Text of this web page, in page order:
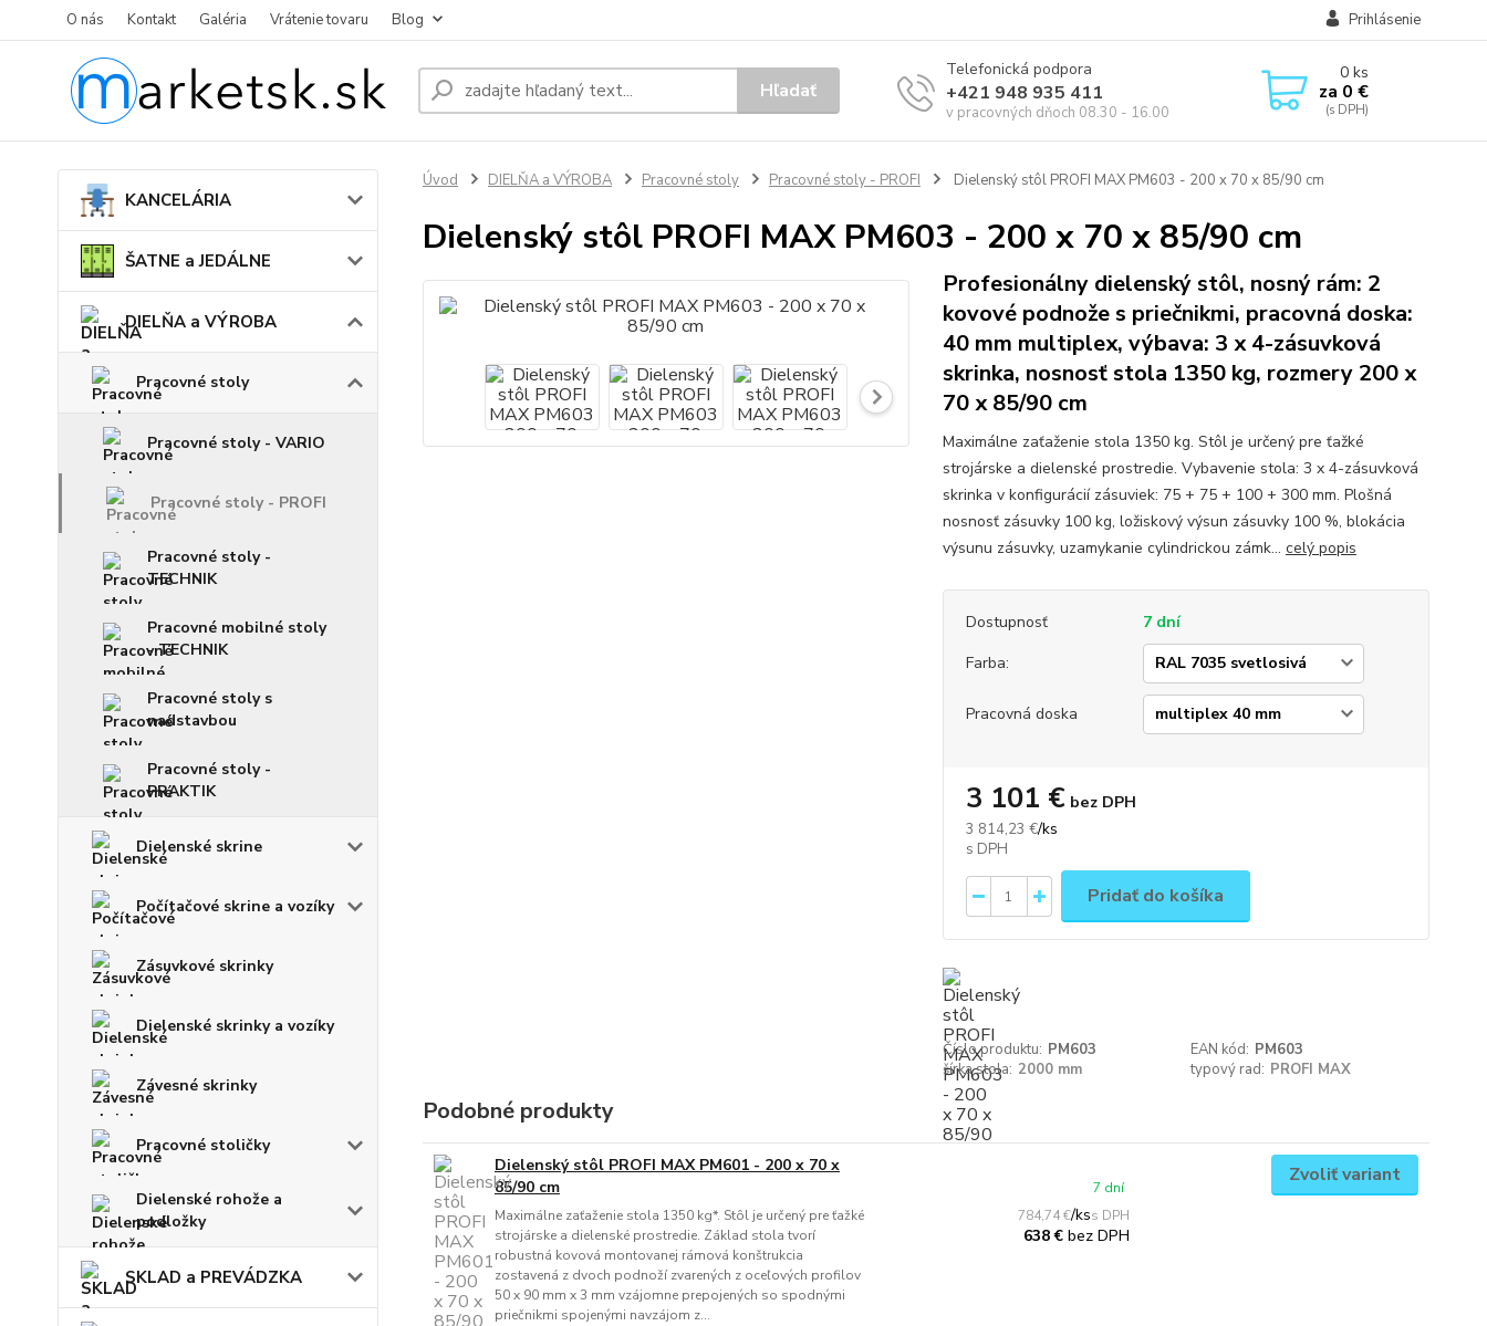
O nás Kontakt Galéria Vrátenie tovaru Blog Prihlásenie
Hľadať
Telefonická podpora
+421 948 935 411
v pracovných dňoch 08.30 - 16.00
0ks
za 0 €
KANCELÁRIA
ŠATNE a JEDÁLNE
DIELŇA a VÝROBA
Pracovné stoly
Pracovné stoly - VARIO
Pracovné stoly - PROFI
Pracovné stoly -
TECHNIK
Pracovné mobilné stoly
- TECHNIK
Pracovné stoly s
nadstavbou
Pracovné stoly -
PRAKTIK
Dielenské skrine
Počítačové skrine a vozíky
Zásuvkové skrinky
Dielenské skrinky a vozíky
Závesné skrinky
Pracovné stoličky
Dielenské rohože a
podložky
SKLAD a PREVÁDZKA
Úvod DIELŇA a VÝROBA Pracovné stoly Pracovné stoly - PROFI Dielenský stôl PROFI MAX PM603 - 200 x 70 x 85/90 cm
Dielenský stôl PROFI MAX PM603 - 200 x 70 x 85/90 cm
Profesionálny dielenský stôl, nosný rám: 2
kovové podnože s priečnikmi, pracovná doska:
40 mm multiplex, výbava: 3 x 4-zásuvková
skrinka, nosnosť stola 1350 kg, rozmery 200 x
70 x 85/90 cm
Maximálne zaťaženie stola 1350 kg. Stôl je určený pre ťažké
strojárske a dielenské prostredie. Vybavenie stola: 3 x 4-zásuvková
skrinka v konfigurácií zásuviek: 75 + 75 + 100 + 300 mm. Plošná
nosnosť zásuvky 100 kg, ložiskový výsun zásuvky 100 %, blokácia
výsunu zásuvky, uzamykanie cylindrickou zámk... celý popis
Dostupnosť
7 dní
Farba:
Pracovná doska
3 814,23 €/ks
3 101 € bez DPH
Pridať do košíka
Číslo produktu: PM603 EAN kód: PM603
šírka stola: 2000 mm typový rad: PROFI MAX
Podobné produkty
Dielenský stôl PROFI MAX PM601 - 200 x 70 x
85/90 cm
Maximálne zaťaženie stola 1350 kg*. Stôl je určený pre ťažké
strojárske a dielenské prostredie. Základ stola tvorí
robustná kovová montovanej rámová konštrukcia
zostavená z dvoch podnoží zvarených z oceľových profilov
50 x 90 mm x 3 mm vzájomne prepojených so spodnými
priečnikmi spojenými navzájom z...
784,74 €/ks
638 €bez DPH
7 dní
Zvoliť variant